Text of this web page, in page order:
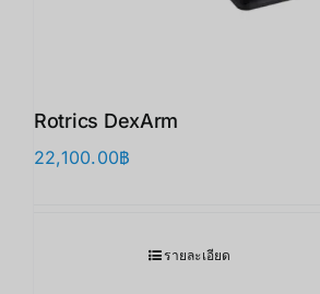
Rotrics DexArm
22,100.00฿
รายละเอียด